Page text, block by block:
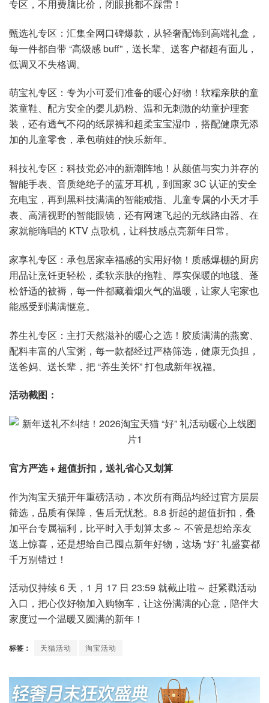
专区，不用费脑比价，闭眼挑都不踩雷！
甄选礼专区：汇集全网口碑爆款，从轻奢配饰到高端礼盒，
每一件都自带 “高级感 buff”，送长辈、送客户都超有面儿，
低调又不失格调。
萌宝礼专区：专为小可爱们准备的暖心好物！软糯亲肤的童
装童鞋、配方安全的婴儿奶粉、温和无刺激的幼童护理套
装，还有透气不闷的纸尿裤和超柔宝宝湿巾，搭配健康无添
加的儿童零食，承包萌娃的快乐新年。
科技礼专区：科技党必冲的新潮阵地！从颜值与实力并存的
智能手表、音质绝绝子的蓝牙耳机，到国家 3C 认证的安全
充电宝，再到黑科技满满的智能戒指、儿童专属的小天才手
表、高清视野的智能眼镜，还有网速飞起的无线路由器、在
家就能嗨唱的 KTV 点歌机，让科技感点亮新年日常。
家享礼专区：承包居家幸福感的实用好物！质感爆棚的厨房
用品让烹饪更轻松，柔软亲肤的拖鞋、厚实保暖的地毯、蓬
松舒适的被褥，每一件都藏着烟火气的温暖，让家人宅家也
能感受到满满惬意。
养生礼专区：主打天然滋补的暖心之选！胶质满满的燕窝、
配料丰富的八宝粥，每一款都经过严格筛选，健康无负担，
送爸妈、送长辈，把 “养生关怀” 打包成新年祝福。
活动截图：
官方严选 + 超值折扣，送礼省心又划算
作为淘宝天猫开年重磅活动，本次所有商品均经过官方层层
筛选，品质有保障，售后无忧愁。8.8 折起的超值折扣，叠
加平台专属福利，比平时入手划算太多～ 不管是想给亲友
送上惊喜，还是想给自己囤点新年好物，这场 “好” 礼盛宴都
千万别错过！
活动仅持续 6 天，1 月 17 日 23:59 就截止啦～ 赶紧戳活动
入口，把心仪好物加入购物车，让这份满满的心意，陪伴大
家度过一个温暖又圆满的新年！
标签： 天猫活动 淘宝活动